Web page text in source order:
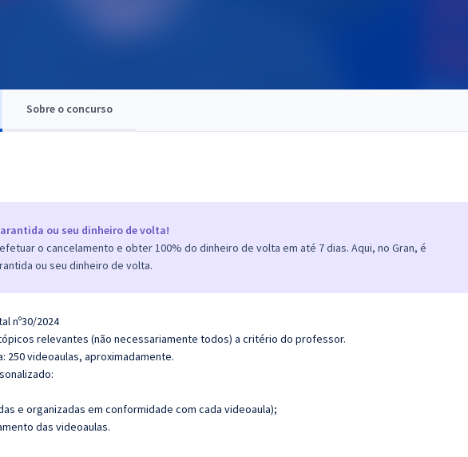
Sobre o concurso
ou seu dinheiro de volta!
o cancelamento e obter 100% do dinheiro de volta em até 7 dias. Aqui, no Gran, é
ou seu dinheiro de volta.
nº30/2024
relevantes (não necessariamente todos) a critério do professor.
250 videoaulas, aproximadamente.
e organizadas em conformidade com cada videoaula);
das videoaulas.